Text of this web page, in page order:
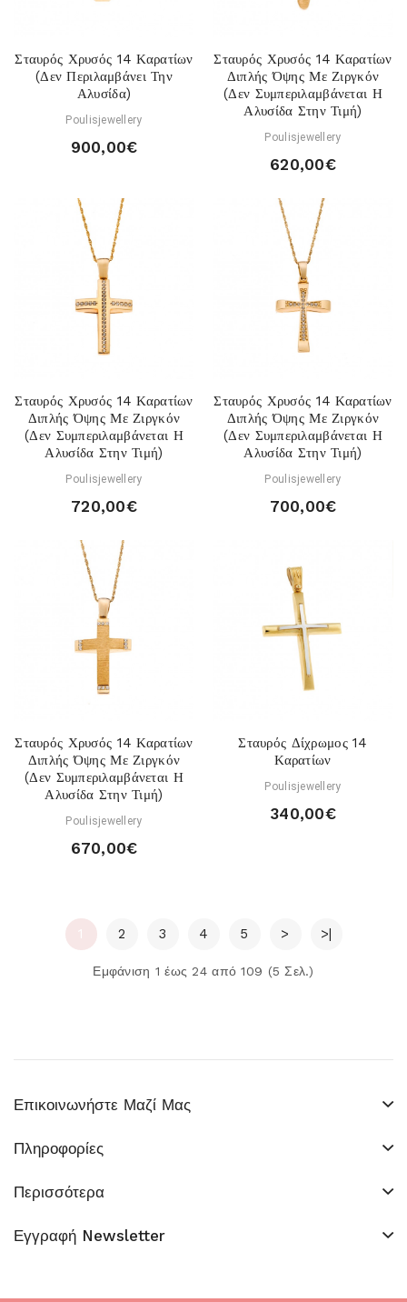
Σταυρός Χρυσός 14 Καρατίων
(Δεν Περιλαμβάνει Την
Αλυσίδα)
Poulisjewellery
900,00€
Σταυρός Χρυσός 14 Καρατίων
Διπλής Όψης Με Ζιργκόν
(Δεν Συμπεριλαμβάνεται Η
Αλυσίδα Στην Τιμή)
Poulisjewellery
620,00€
Σταυρός Χρυσός 14 Καρατίων
Διπλής Όψης Με Ζιργκόν
(Δεν Συμπεριλαμβάνεται Η
Αλυσίδα Στην Τιμή)
Poulisjewellery
720,00€
Σταυρός Χρυσός 14 Καρατίων
Διπλής Όψης Με Ζιργκόν
(Δεν Συμπεριλαμβάνεται Η
Αλυσίδα Στην Τιμή)
Poulisjewellery
700,00€
Σταυρός Χρυσός 14 Καρατίων
Διπλής Όψης Με Ζιργκόν
(Δεν Συμπεριλαμβάνεται Η
Αλυσίδα Στην Τιμή)
Poulisjewellery
670,00€
Σταυρός Δίχρωμος 14
Καρατίων
Poulisjewellery
340,00€
1 2 3 4 5 > >|
Εμφάνιση 1 έως 24 από 109 (5 Σελ.)
Επικοινωνήστε Μαζί Μας
Πληροφορίες
Περισσότερα
Εγγραφή Newsletter